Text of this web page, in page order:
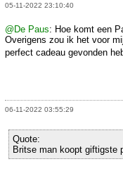
05-11-2022 23:10:40
@De Paus: Hoe komt een
Overigens zou ik het voor
perfect cadeau gevonden
06-11-2022 03:55:29
Quote:
Britse man koopt giftigste